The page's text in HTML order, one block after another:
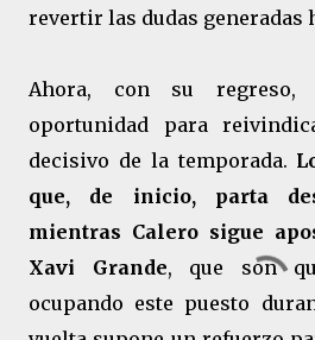
revertir las dudas generadas
Ahora, con su regreso,
oportunidad para
decisivo de la temporada.
que, de inicio, parta
mientras Calero sigue
Xavi Grande, que son
ocupando este puesto